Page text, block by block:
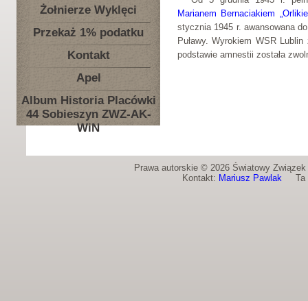
Żołnierze Wyklęci
Przekaż 1% podatku
Kontakt
Apel
Album Historia Placówki
44 Sobieszyn ZWZ-AK-
WiN
Marianem Bernaciakiem
stycznia 1945 r. awansowana
Puławy. Wyrokiem WSR
podstawie amnestii została
Prawa autorskie © 2026 Światowy
Kontakt: Mariusz PawlakTa